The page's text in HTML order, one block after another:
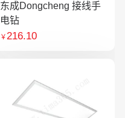
东成Dongcheng 接线手
电钻
￥216.10